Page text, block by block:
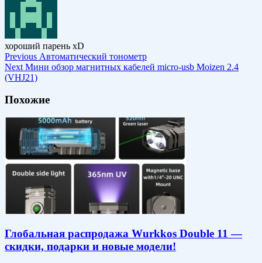
хороший парень xD
Previous Автоматический тонометр
Next Мини обзор магнитных кабелей micro-usb Moizen 2.4
(VHJ21)
Похожие
Глобальная распродажа Wurkkos Double 11 —
скидки, подарки и новые модели!